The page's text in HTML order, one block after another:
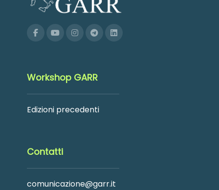
Workshop GARR
Edizioni precedenti
Contatti
comunicazione@garr.it